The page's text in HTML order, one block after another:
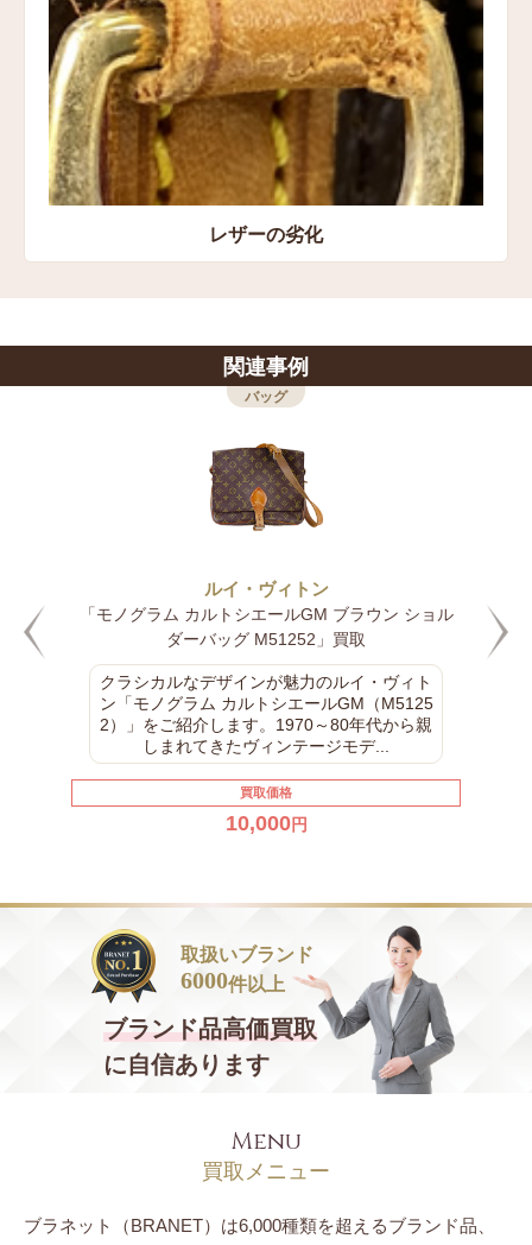
レザーの劣化
関連事例
バッグ
ルイ・ヴィトン
「モノグラム カルトシエールGM ブラウン ショル
ダーバッグ M51252」買取
クラシカルなデザインが魅力のルイ・ヴィト
ン「モノグラム カルトシエールGM（M5125
2）」をご紹介します。1970～80年代から親
しまれてきたヴィンテージモデ...
買取価格
10,000円
取扱いブランド
6000件以上
ブランド品高価買取
に自信あります
Menu
買取メニュー
ブラネット（BRANET）は6,000種類を超えるブランド品、